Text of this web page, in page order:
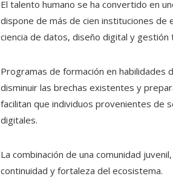
El talento humano se ha convertido en
dispone de más de cien instituciones de
ciencia de datos, diseño digital y gestión
Programas de formación en
disminuir las brechas existentes y
facilitan que individuos provenientes de
digitales.
La combinación de una comunidad
continuidad y fortaleza del ecosistema.